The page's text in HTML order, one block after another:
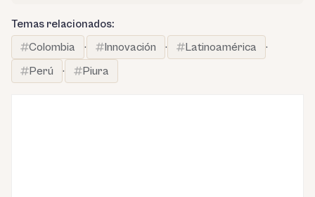
Temas relacionados:
Colombia
· Innovación · Latinoamérica
·
Perú
· Piura